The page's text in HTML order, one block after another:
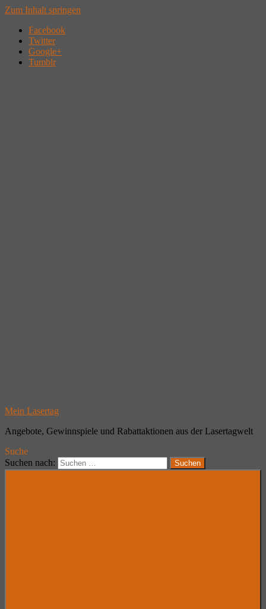
Zum Inhalt springen
Facebook
Twitter
Google+
Tumblr
Mein Lasertag
Angebote, Gewinnspiele und Rabattaktionen aus der Lasertagwelt
Suche
Suchen nach:
Suchen